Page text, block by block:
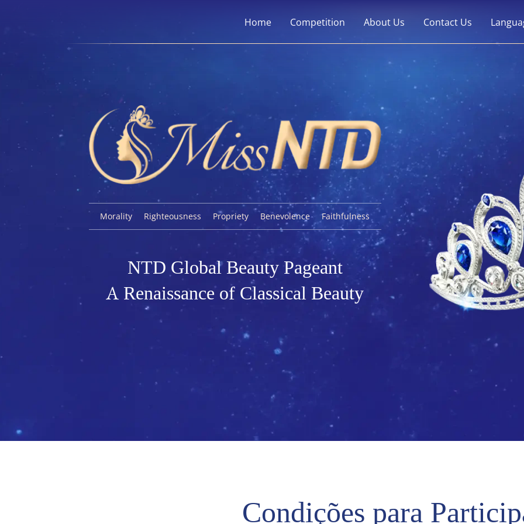
Home Competition About Us Contact Us
Morality Righteousness Propriety Benevolence Faithfulness
NTD Global Beauty Pageant
A Renaissance of Classical Beauty
Condições para